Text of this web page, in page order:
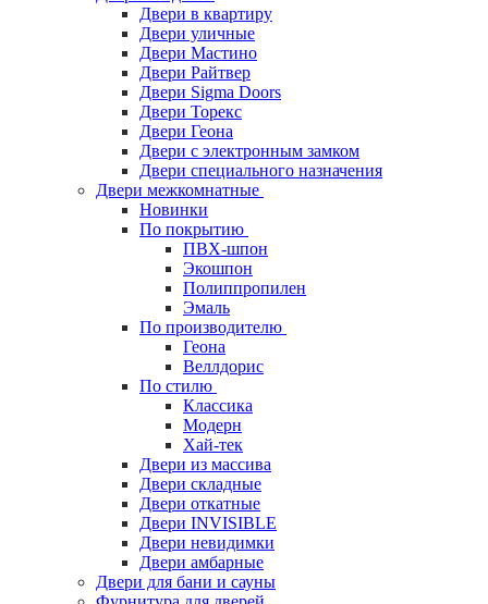
Двери в квартиру
Двери уличные
Двери Мастино
Двери Райтвер
Двери Sigma Doors
Двери Торекс
Двери Геона
Двери с электронным замком
Двери специального назначения
Двери межкомнатные
Новинки
По покрытию
ПВХ-шпон
Экошпон
Полиппропилен
Эмаль
По производителю
Геона
Веллдорис
По стилю
Классика
Модерн
Хай-тек
Двери из массива
Двери складные
Двери откатные
Двери INVISIBLE
Двери невидимки
Двери амбарные
Двери для бани и сауны